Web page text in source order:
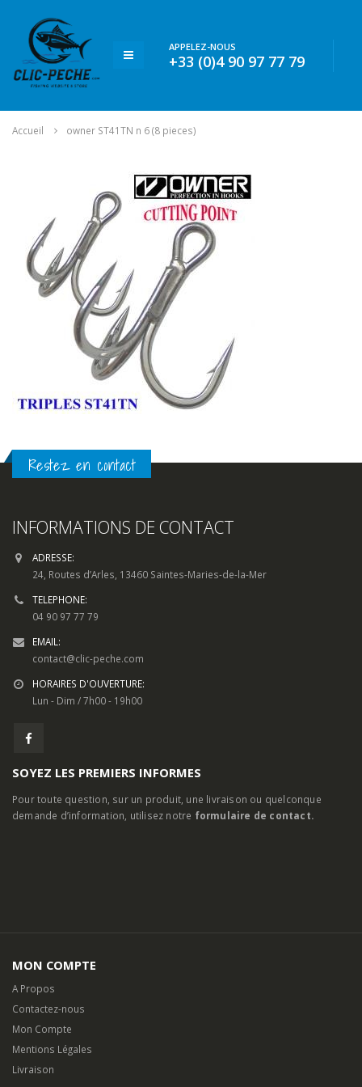
APPELEZ-NOUS
+33 (0)4 90 97 77 79
Accueil owner ST41TN n 6 (8 pieces)
Restez en contact
INFORMATIONS DE CONTACT
ADRESSE:
24, Routes d’Arles, 13460 Saintes-Maries-de-la-Mer
TELEPHONE:
04 90 97 77 79
EMAIL:
contact@clic-peche.com
HORAIRES D'OUVERTURE:
Lun - Dim / 7h00 - 19h00
SOYEZ LES PREMIERS INFORMES
Pour toute question, sur un produit, une livraison ou quelconque
demande d’information, utilisez notre formulaire de contact.
MON COMPTE
A Propos
Contactez-nous
Mon Compte
Mentions Légales
Livraison